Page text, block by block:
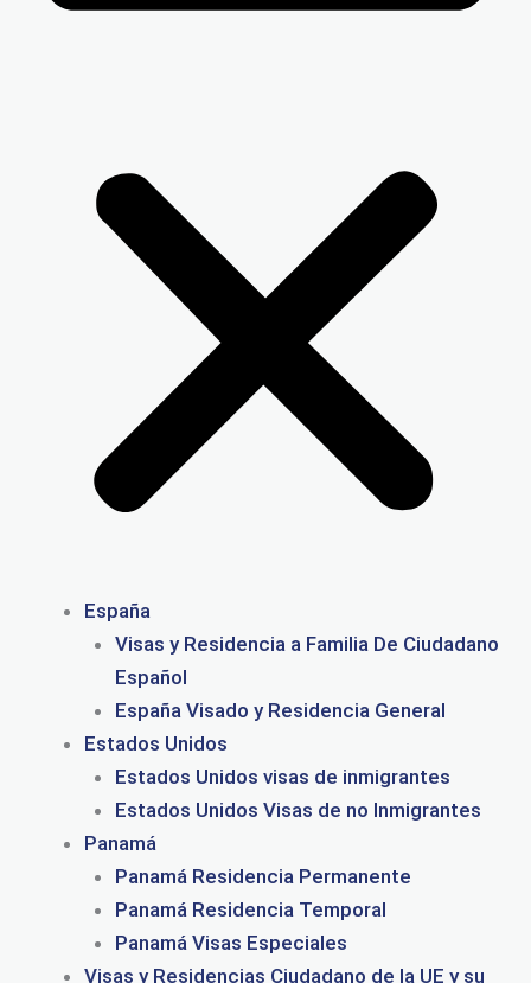
España
Visas y Residencia a Familia De Ciudadano
Español
España Visado y Residencia General
Estados Unidos
Estados Unidos visas de inmigrantes
Estados Unidos Visas de no Inmigrantes
Panamá
Panamá Residencia Permanente
Panamá Residencia Temporal
Panamá Visas Especiales
Visas y Residencias Ciudadano de la UE y su